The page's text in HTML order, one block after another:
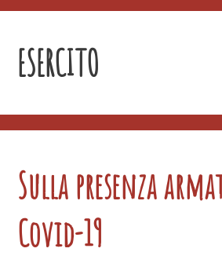
ESERCITO
Sulla presenza
Covid-19